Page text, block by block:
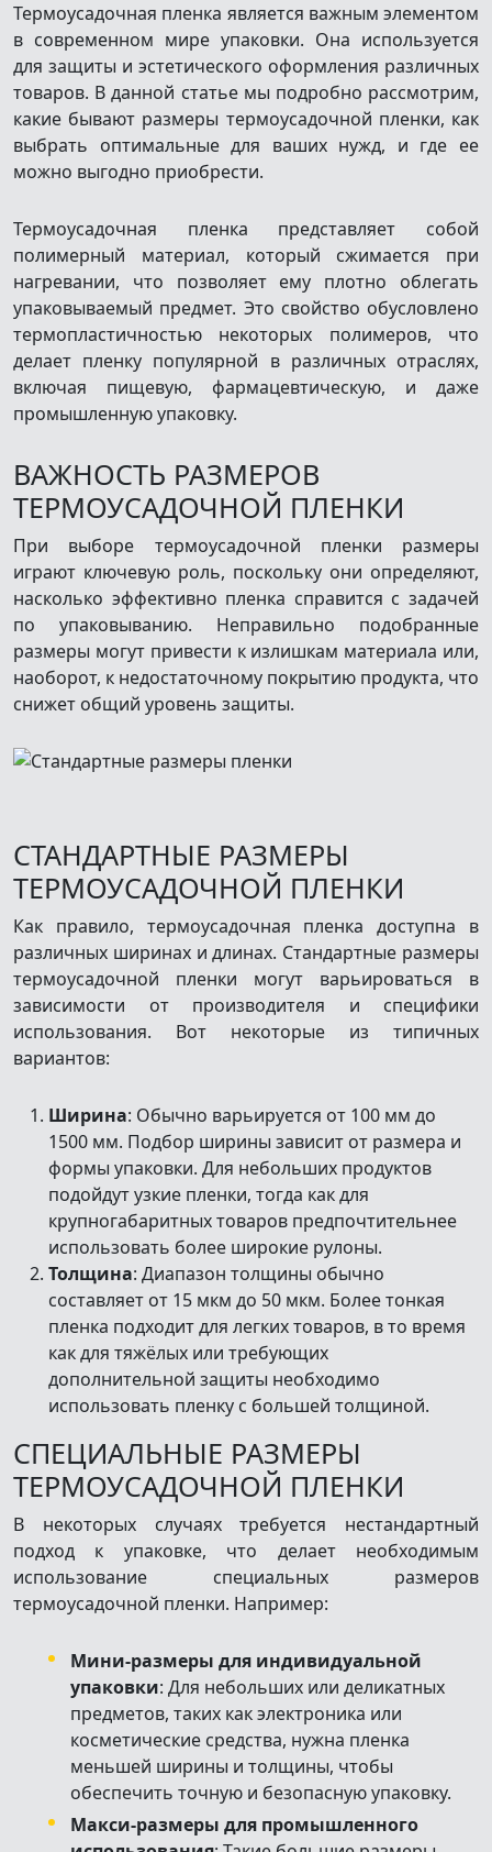
Термоусадочная пленка является важным элементом
в современном мире упаковки. Она используется
для защиты и эстетического оформления различных
товаров. В данной статье мы подробно рассмотрим,
какие бывают размеры термоусадочной пленки, как
выбрать оптимальные для ваших нужд, и где ее
можно выгодно приобрести.
Термоусадочная пленка представляет собой
полимерный материал, который сжимается при
нагревании, что позволяет ему плотно облегать
упаковываемый предмет. Это свойство обусловлено
термопластичностью некоторых полимеров, что
делает пленку популярной в различных отраслях,
включая пищевую, фармацевтическую, и даже
промышленную упаковку.
ВАЖНОСТЬ РАЗМЕРОВ
ТЕРМОУСАДОЧНОЙ ПЛЕНКИ
При выборе термоусадочной пленки размеры
играют ключевую роль, поскольку они определяют,
насколько эффективно пленка справится с задачей
по упаковыванию. Неправильно подобранные
размеры могут привести к излишкам материала или,
наоборот, к недостаточному покрытию продукта, что
снижет общий уровень защиты.
СТАНДАРТНЫЕ РАЗМЕРЫ
ТЕРМОУСАДОЧНОЙ ПЛЕНКИ
Как правило, термоусадочная пленка доступна в
различных ширинах и длинах. Стандартные размеры
термоусадочной пленки могут варьироваться в
зависимости от производителя и специфики
использования. Вот некоторые из типичных
вариантов:
Ширина: Обычно варьируется от 100 мм до
1500 мм. Подбор ширины зависит от размера и
формы упаковки. Для небольших продуктов
подойдут узкие пленки, тогда как для
крупногабаритных товаров предпочтительнее
использовать более широкие рулоны.
Толщина: Диапазон толщины обычно
составляет от 15 мкм до 50 мкм. Более тонкая
пленка подходит для легких товаров, в то время
как для тяжёлых или требующих
дополнительной защиты необходимо
использовать пленку с большей толщиной.
СПЕЦИАЛЬНЫЕ РАЗМЕРЫ
ТЕРМОУСАДОЧНОЙ ПЛЕНКИ
В некоторых случаях требуется нестандартный
подход к упаковке, что делает необходимым
использование специальных размеров
термоусадочной пленки. Например:
Мини-размеры для индивидуальной
упаковки: Для небольших или деликатных
предметов, таких как электроника или
косметические средства, нужна пленка
меньшей ширины и толщины, чтобы
обеспечить точную и безопасную упаковку.
Макси-размеры для промышленного